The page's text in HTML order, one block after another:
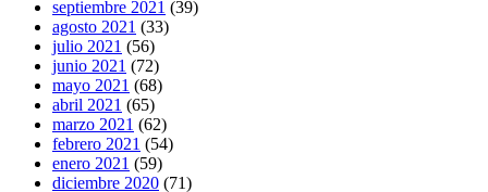
septiembre 2021 (39)
agosto 2021 (33)
julio 2021 (56)
junio 2021 (72)
mayo 2021 (68)
abril 2021 (65)
marzo 2021 (62)
febrero 2021 (54)
enero 2021 (59)
diciembre 2020 (71)